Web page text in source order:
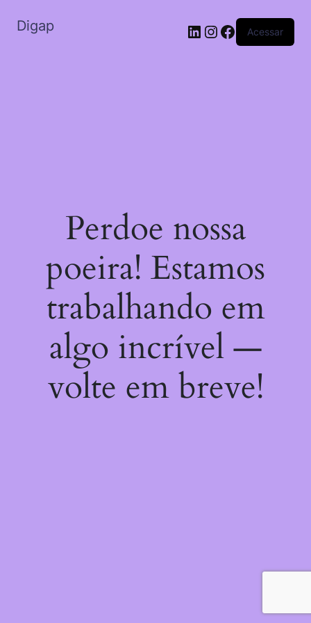
Digap LinkedIn
Instagram
Facebook
Acessar
Perdoe nossa
poeira! Estamos
trabalhando em
algo incrível —
volte em breve!